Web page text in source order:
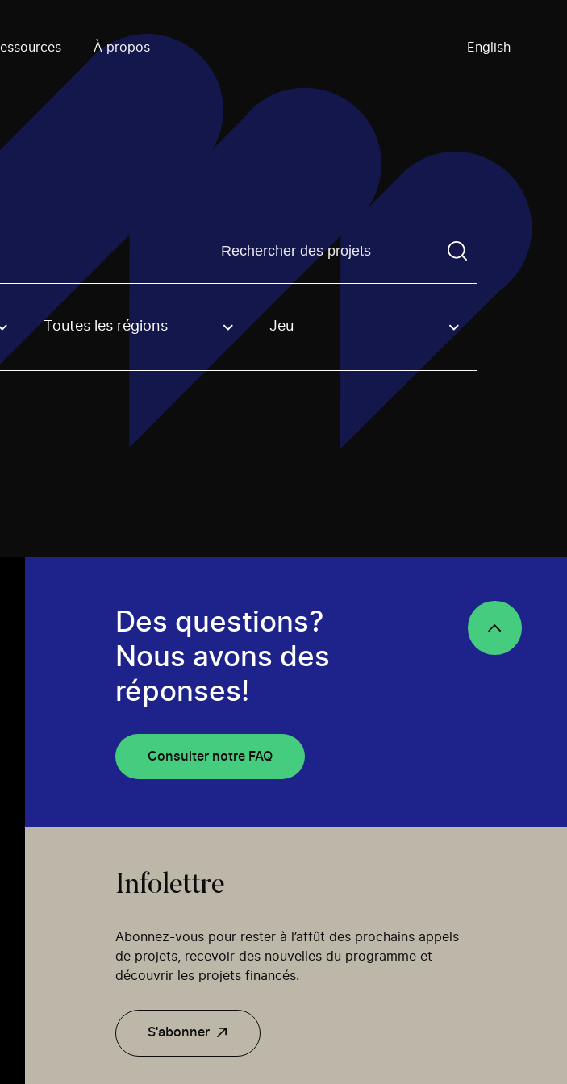
À propos English
Trouvez un projetVous devez saisir un terme de
will be applied when selecting an option.
Toutes les régions Jeu
Des questions?
Nous avons des
réponses!
Consulter notre FAQ
Infolettre
Abonnez-vous pour rester à l’affût des prochains appels
de projets, recevoir des nouvelles du programme et
découvrir les projets financés.
S'abonner